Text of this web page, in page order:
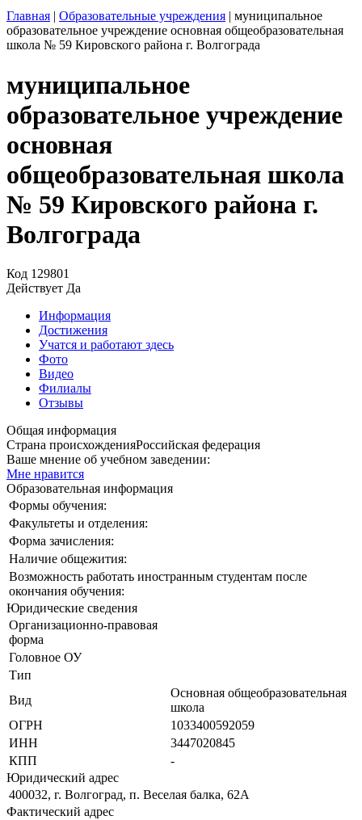
Главная | Образовательные учреждения | муниципальное
образовательное учреждение основная общеобразовательная
школа № 59 Кировского района г. Волгограда
муниципальное
образовательное учреждение
основная
общеобразовательная школа
№ 59 Кировского района г.
Волгограда
Код 129801
Действует Да
Информация
Достижения
Учатся и работают здесь
Фото
Видео
Филиалы
Отзывы
Общая информация
Страна происхожденияРоссийская федерация
Ваше мнение об учебном заведении:
Мне нравится
Образовательная информация
Формы обучения:
Факультеты и отделения:
Форма зачисления:
Наличие общежития:
Возможность работать иностранным студентам после
окончания обучения:
Юридические сведения
Организационно-правовая
форма
Головное ОУ
Тип
Вид
Основная общеобразовательная
школа
ОГРН
1033400592059
ИНН
3447020845
КПП
-
Юридический адрес
400032, г. Волгоград, п. Веселая балка, 62А
Фактический адрес